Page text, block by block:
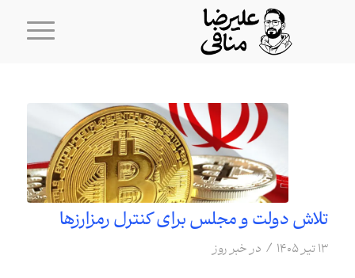
تلاش دولت و مجلس برای کنترل رمزارزها
۱۳ تیر ۱۴۰۵ / درخبر روز